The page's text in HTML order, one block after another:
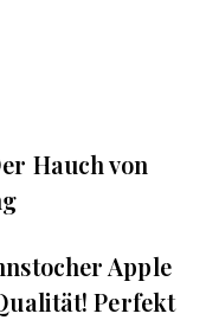
Hauch von
Apple
Perfekt